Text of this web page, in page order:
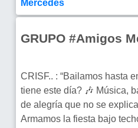
Mercedes
GRUPO #Amigos
CRISF.. : “Bailamos hasta
tiene este día? 🎶 Música,
de alegría que no se
Armamos la fiesta bajo